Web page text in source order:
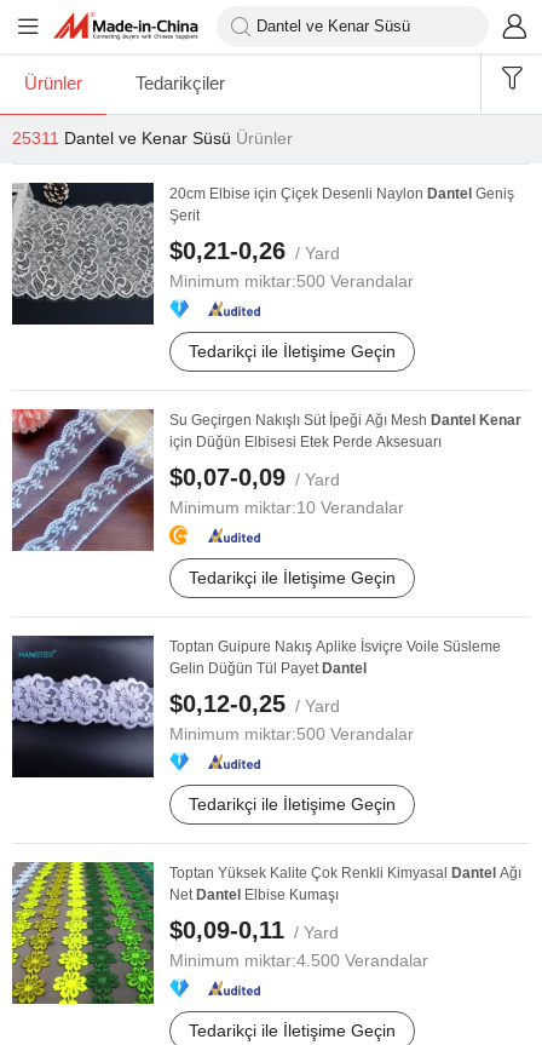
Ürünler Tedarikçiler
25311 Dantel ve Kenar Süsü Ürünler
20cm Elbise için Çiçek Desenli Naylon Dantel Geniş
Şerit
$0,21-0,26 / Yard
Minimum miktar:500 Verandalar
Tedarikçi ile İletişime Geçin
Su Geçirgen Nakışlı Süt İpeği Ağı Mesh Dantel Kenar
için Düğün Elbisesi Etek Perde Aksesuarı
$0,07-0,09 / Yard
Minimum miktar:10 Verandalar
Tedarikçi ile İletişime Geçin
Toptan Guipure Nakış Aplike İsviçre Voile Süsleme
Gelin Düğün Tül Payet Dantel
$0,12-0,25 / Yard
Minimum miktar:500 Verandalar
Tedarikçi ile İletişime Geçin
Toptan Yüksek Kalite Çok Renkli Kimyasal Dantel Ağı
Net Dantel Elbise Kumaşı
$0,09-0,11 / Yard
Minimum miktar:4.500 Verandalar
Tedarikçi ile İletişime Geçin